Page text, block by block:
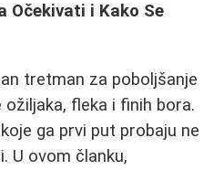
Očekivati i Kako Se
tretman za poboljšanje
fleka i finih bora.
ga prvi put probaju ne
U ovom članku,